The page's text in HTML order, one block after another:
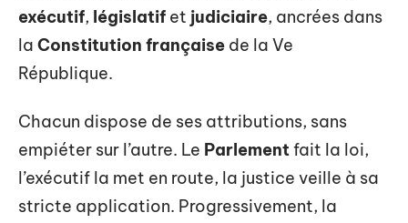
exécutif, législatif et judiciaire, ancrées dans
la Constitution française de la Ve
République.
Chacun dispose de ses attributions, sans
empiéter sur l’autre. Le Parlementfait la loi,
l’exécutif la met en route, la justice veille à sa
stricte application. Progressivement, la